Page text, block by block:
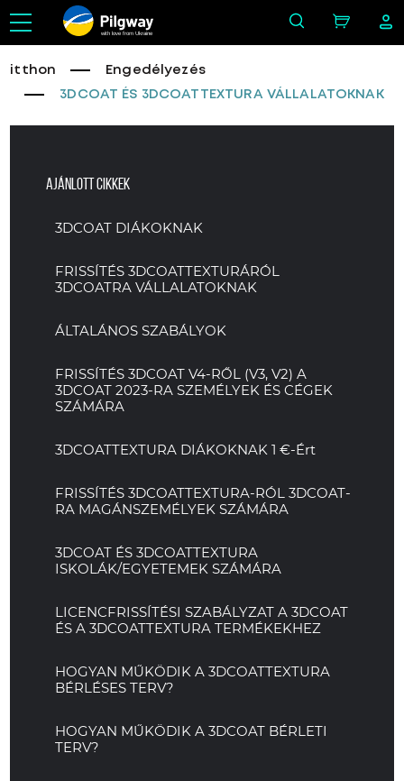
with love from Ukraine
itthon
Engedélyezés
3DCOAT ÉS 3DCOATTEXTURA VÁLLALATOKNAK
Ajánlott cikkek
3DCOAT DIÁKOKNAK
FRISSÍTÉS 3DCOATTEXTURÁRÓL
3DCOATRA VÁLLALATOKNAK
ÁLTALÁNOS SZABÁLYOK
FRISSÍTÉS 3DCOAT V4-RŐL (V3, V2) A
3DCOAT 2023-RA SZEMÉLYEK ÉS CÉGEK
SZÁMÁRA
3DCOATTEXTURA DIÁKOKNAK 1 €-Ért
FRISSÍTÉS 3DCOATTEXTURA-RÓL 3DCOAT-
RA MAGÁNSZEMÉLYEK SZÁMÁRA
3DCOAT ÉS 3DCOATTEXTURA
ISKOLÁK/EGYETEMEK SZÁMÁRA
LICENCFRISSÍTÉSI SZABÁLYZAT A 3DCOAT
ÉS A 3DCOATTEXTURA TERMÉKEKHEZ
HOGYAN MŰKÖDIK A 3DCOATTEXTURA
BÉRLÉSES TERV?
HOGYAN MŰKÖDIK A 3DCOAT BÉRLETI
TERV?